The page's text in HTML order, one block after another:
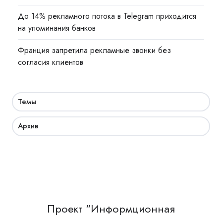
До 14% рекламного потока в Telegram приходится
на упоминания банков
Франция запретила рекламные звонки без
согласия клиентов
Темы
Архив
Проект "Информционная